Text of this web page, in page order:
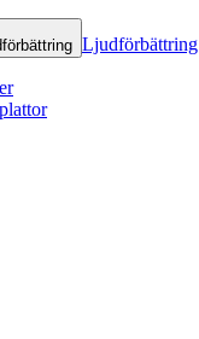
Ljudförbättring